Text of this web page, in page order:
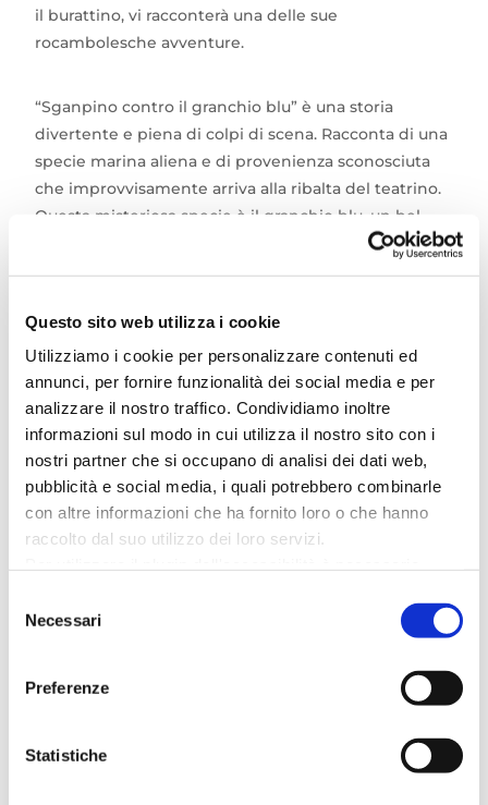
Questo sito web utilizza i cookie
Utilizziamo i cookie per personalizzare contenuti ed
annunci, per fornire funzionalità dei social media e per
analizzare il nostro traffico. Condividiamo inoltre
informazioni sul modo in cui utilizza il nostro sito con i
nostri partner che si occupano di analisi dei dati web,
pubblicità e social media, i quali potrebbero combinarle
con altre informazioni che ha fornito loro o che hanno
raccolto dal suo utilizzo dei loro servizi.
Per ulteriori informazioni è possibile consultare
Cookie Policy.
delNecessari
Preferenze
Statistiche
il burattino, vi racconterà una delle sue
rocambolesche avventure.
“Sganpino contro il granchio blu” è una storia
divertente e piena di colpi di scena. Racconta di una
specie marina aliena e di provenienza sconosciuta
che improvvisamente arriva alla ribalta del teatrino.
Questa misteriosa specie è il granchio blu, un bel
prepotente che per soddisfare la sua grande voracità
fermarlo!
Il granchio blu dovrà fare i conti con gli eroi dalla
testa di legno, primo fra tutti l’ingenuo Sganapino
Furbo e intelligente cercherà di fronteggiarlo
architettando maldestri stratagemmi fino ad
escogitare una soluzione unica ed originale. Curiosi
di sapere quale? lunedì…il segreto verrà svelato.
età e riescono a portare in scena in maniera
scherzosa e farsesca uno spettacolo che parla di
attualità e che offre uno spaccato sulla civiltà della
pesca.
Quello di giugno è il primo di tre appuntamenti con